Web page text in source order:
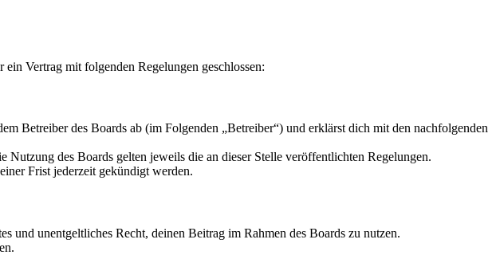
Vertrag mit folgenden Regelungen geschlossen:
Betreiber des Boards ab (im Folgenden „Betreiber“) und erklärst dich mit den nachfolgenden
des Boards gelten jeweils die an dieser Stelle veröffentlichten Regelungen.
Frist jederzeit gekündigt werden.
und unentgeltliches Recht, deinen Beitrag im Rahmen des Boards zu nutzen.